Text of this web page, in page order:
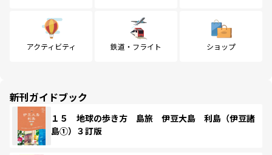
アクティビティ 鉄道・フライト ショップ
新刊ガイドブック
１５ 地球の歩き方 島旅 伊豆大島 利島（伊豆諸
島①）３訂版